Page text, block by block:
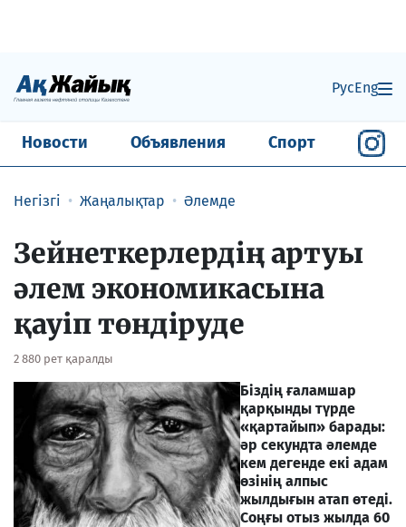
РусEng
Новости Объявления Спорт
Негізгі Жаңалықтар Әлемде
Зейнеткерлердің артуы
әлем экономикасына
қауіп төндіруде
2 880 рет қаралды
Біздің ғаламшар
қарқынды түрде
«қартайып» барады:
әр секундта әлемде
кем дегенде екі адам
өзінің алпыс
жылдығын атап өтеді.
Соңғы отыз жылда 60